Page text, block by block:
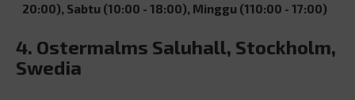
20:00), Sabtu (10:00 - 18:00), Minggu (110:00 - 17:00)
4. Ostermalms Saluhall, Stockholm,
Swedia